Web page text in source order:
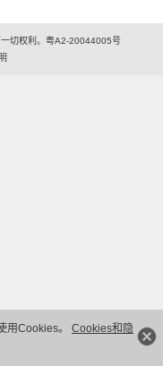
用Cookies。 Cookies和隐
切权利。粤A2-20044005号